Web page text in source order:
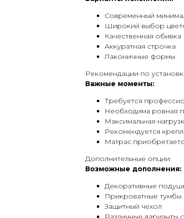
Современный
Широкий выбор
Качественная обивка
Аккуратная строчка
Лаконичные формы
Рекомендации по
Важные моменты:
Требуется
Необходима ровная
Максимальная
Рекомендуется
Матрас
Дополнительные опции
Возможные дополнения:
Декоративные
Прикроватные тумбы
Защитный чехол